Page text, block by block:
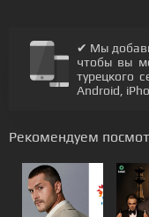
✔ Мы
чтобы вы
турецкого
Android,
Рекомендуем